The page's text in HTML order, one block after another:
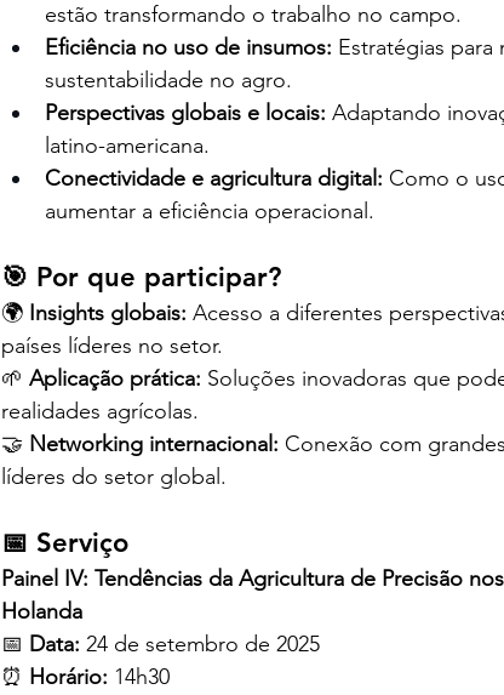
estão transformando o trabalho no campo.
Eficiência no uso de insumos: Estratégias
sustentabilidade no agro.
Perspectivas globais e locais: Adaptando
latino-americana.
Conectividade e agricultura digital: Como o
aumentar a eficiência operacional.
🎯 Por que participar?
🌍 Insights globais: Acesso a diferentes
países líderes no setor.
🌱 Aplicação prática: Soluções inovadoras que
realidades agrícolas.
🤝 Networking internacional: Conexão com
líderes do setor global.
📅 Serviço
Painel IV: Tendências da Agricultura de Precisão
Holanda
📅 Data: 24 de setembro de 2025
⏰ Horário: 14h30